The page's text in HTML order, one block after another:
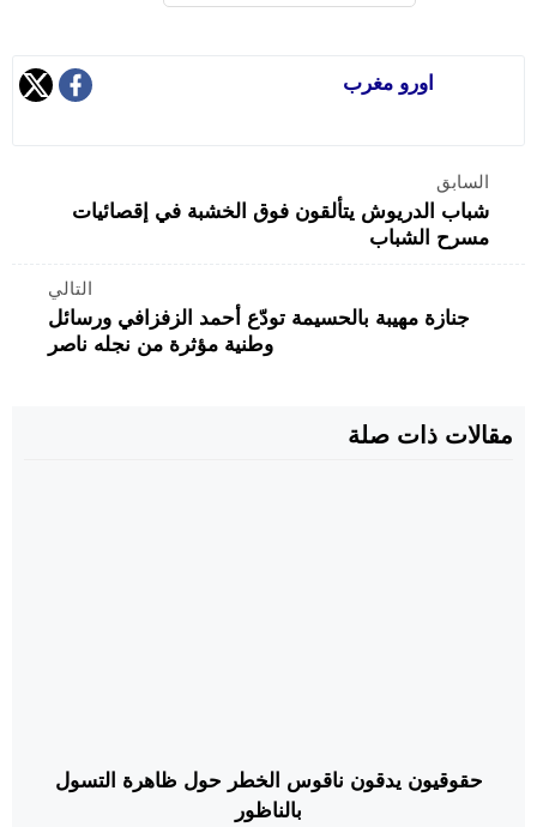
اورو مغرب
السابق
شباب الدريوش يتألقون فوق الخشبة في إقصائيات
مسرح الشباب
التالي
جنازة مهيبة بالحسيمة تودّع أحمد الزفزافي ورسائل
وطنية مؤثرة من نجله ناصر
مقالات ذات صلة
حقوقيون يدقون ناقوس الخطر حول ظاهرة التسول
بالناظور